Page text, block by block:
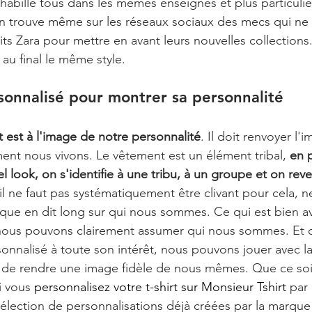
trouve même sur les réseaux sociaux des mecs qui
Zara pour mettre en avant leurs nouvelles
final le même style.
pour montrer sa personnalité
est à l'image de notre personnalité. Il doit renvoyer
nous vivons. Le vêtement est un élément tribal, en
look, on s'identifie à une tribu, à un groupe et on
ne faut pas systématiquement être clivant pour cela,
en dit long sur qui nous sommes. Ce qui est bien
pouvons clairement assumer qui nous sommes. Et
à toute son intérêt, nous pouvons jouer avec
rendre une image fidèle de nous mêmes. Que ce
vous personnalisez votre t-shirt sur Monsieur Tshirt par
de personnalisations déjà créées par la